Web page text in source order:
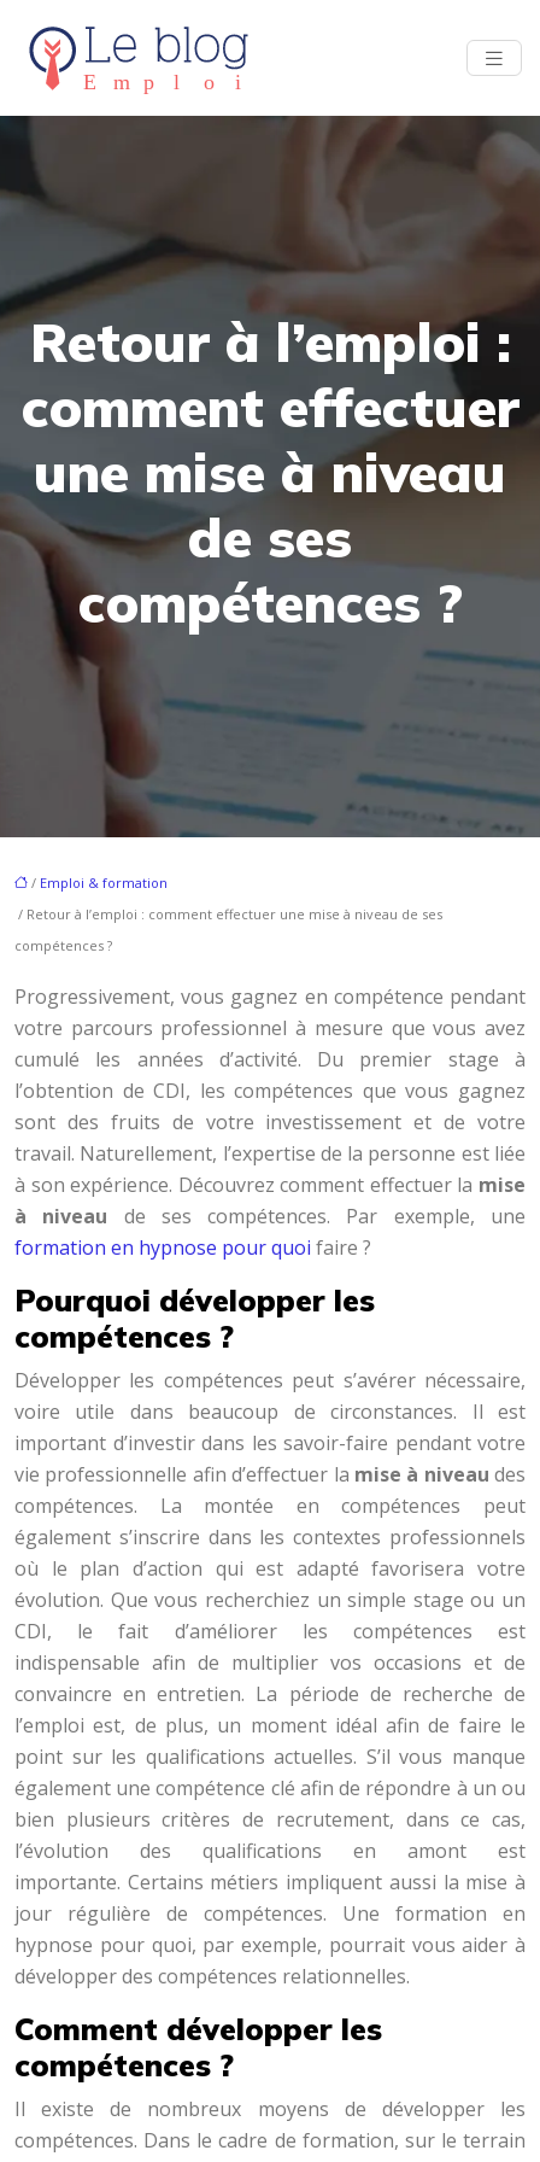
Retour à l’emploi :
comment effectuer
une mise à niveau
de ses
compétences ?
/ Emploi & formation
/ Retour à l’emploi : comment effectuer une mise à niveau de ses
compétences ?
Progressivement, vous gagnez en compétence pendant
votre parcours professionnel à mesure que vous avez
cumulé les années d’activité. Du premier stage à
l’obtention de CDI, les compétences que vous gagnez
sont des fruits de votre investissement et de votre
travail. Naturellement, l’expertise de la personne est liée
à son expérience. Découvrez comment effectuer la mise
à niveau de ses compétences. Par exemple, une
formation en hypnose pour quoi faire ?
Pourquoi développer les
compétences ?
Développer les compétences peut s’avérer nécessaire,
voire utile dans beaucoup de circonstances. Il est
important d’investir dans les savoir-faire pendant votre
vie professionnelle afin d’effectuer la mise à niveau des
compétences. La montée en compétences peut
également s’inscrire dans les contextes professionnels
où le plan d’action qui est adapté favorisera votre
évolution. Que vous recherchiez un simple stage ou un
CDI, le fait d’améliorer les compétences est
indispensable afin de multiplier vos occasions et de
convaincre en entretien. La période de recherche de
l’emploi est, de plus, un moment idéal afin de faire le
point sur les qualifications actuelles. S’il vous manque
également une compétence clé afin de répondre à un ou
bien plusieurs critères de recrutement, dans ce cas,
l’évolution des qualifications en amont est
importante. Certains métiers impliquent aussi la mise à
jour régulière de compétences. Une formation en
hypnose pour quoi, par exemple, pourrait vous aider à
développer des compétences relationnelles.
Comment développer les
compétences ?
Il existe de nombreux moyens de développer les
compétences. Dans le cadre de formation, sur le terrain